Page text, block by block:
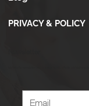
PRIVACY & POLICY